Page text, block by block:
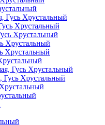
Хрустальный
Хрустальный
Гусь Хрустальный